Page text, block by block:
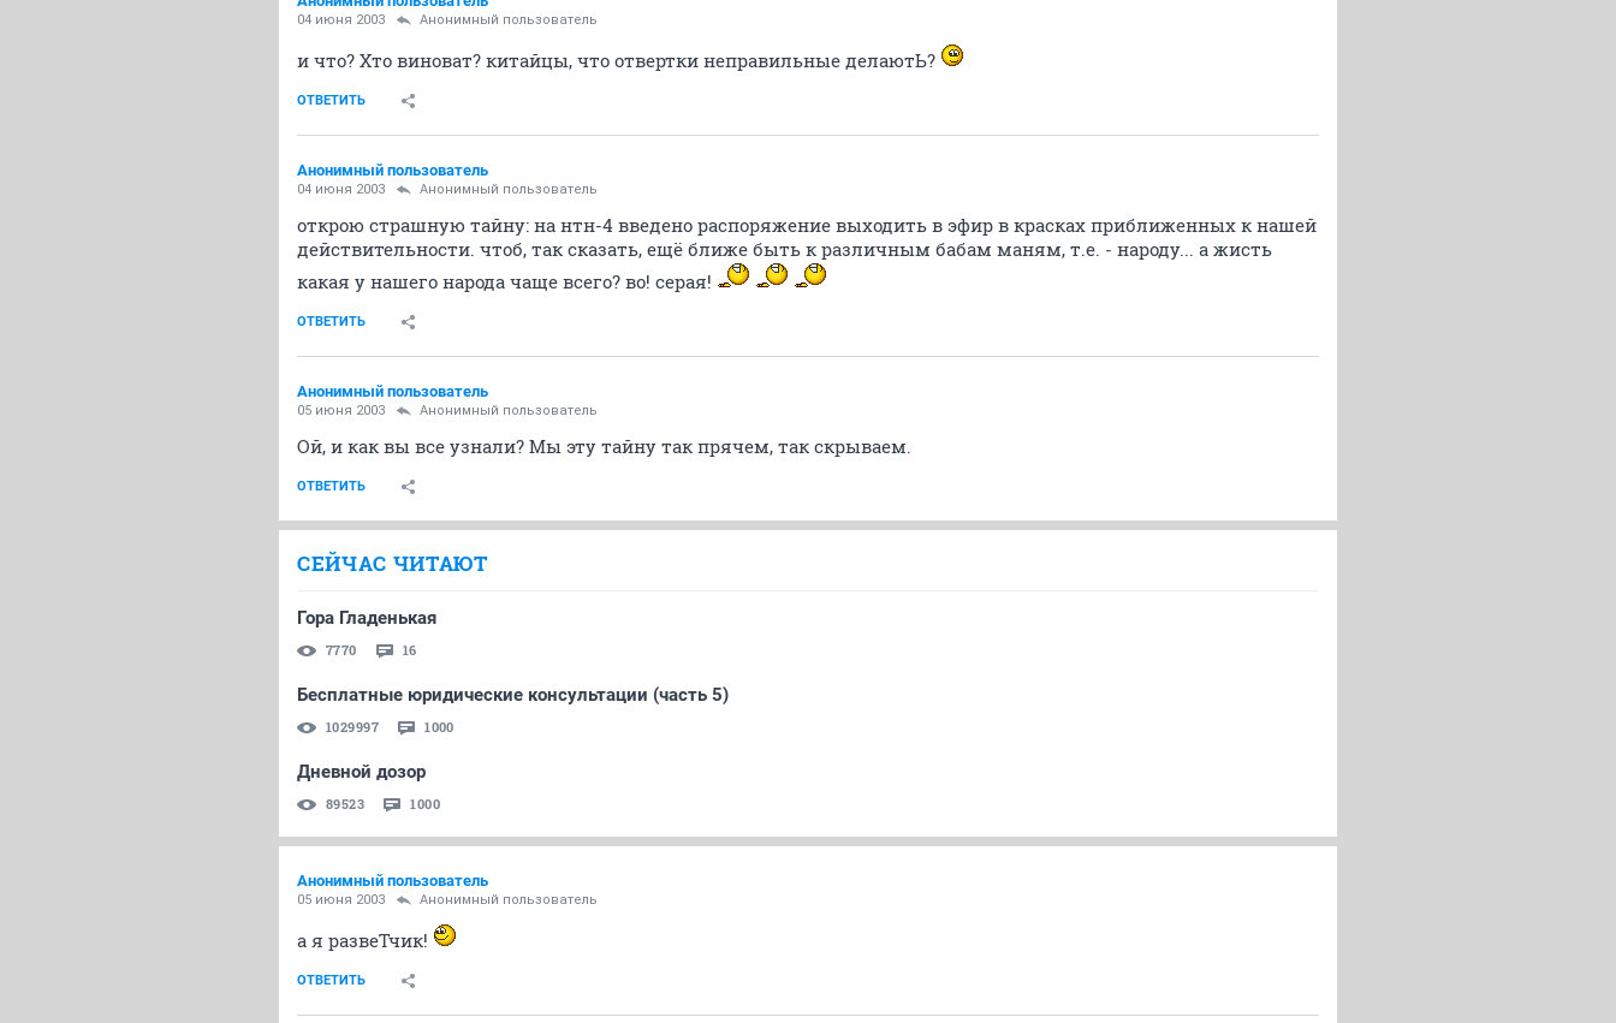
04 июня 2003 Анонимный пользователь
и что? Хто виноват? китайцы, что отвертки неправильные делаютЬ?
ОТВЕТИТЬ
Анонимный пользователь
04 июня 2003 Анонимный пользователь
открою страшную тайну: на нтн-4 введено распоряжение выходить в эфир в красках приближенных к нашей
действительности. чтоб, так сказать, ещё ближе быть к различным бабам маням, т.е. - народу... а жисть
какая у нашего народа чаще всего? во! серая!
ОТВЕТИТЬ
Анонимный пользователь
05 июня 2003 Анонимный пользователь
Ой, и как вы все узнали? Мы эту тайну так прячем, так скрываем.
ОТВЕТИТЬ
СЕЙЧАС ЧИТАЮТ
Гора Гладенькая
7770 16
Бесплатные юридические консультации (часть 5)
1029997 1000
Дневной дозор
89523 1000
Анонимный пользователь
05 июня 2003 Анонимный пользователь
а я развеТчик!
ОТВЕТИТЬ